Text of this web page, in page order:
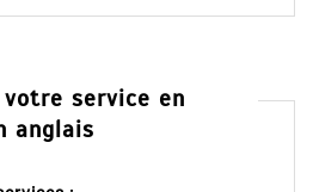
service en
anglais